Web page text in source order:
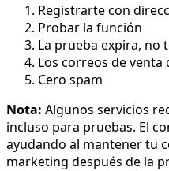
Registrarte con
Probar la función
La prueba expira, no
Los correos de venta
Cero spam
Nota: Algunos servicios
incluso para pruebas. El
ayudando al mantener tu
marketing después de la